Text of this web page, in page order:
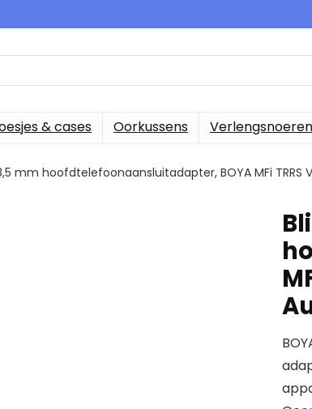
& cases Oorkussens Verlengsnoeren
mm hoofdtelefoonaansluitadapter, BOYA MFi